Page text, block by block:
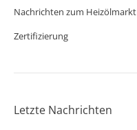
Nachrichten zum Heizölmarkt
Zertifizierung
Letzte Nachrichten